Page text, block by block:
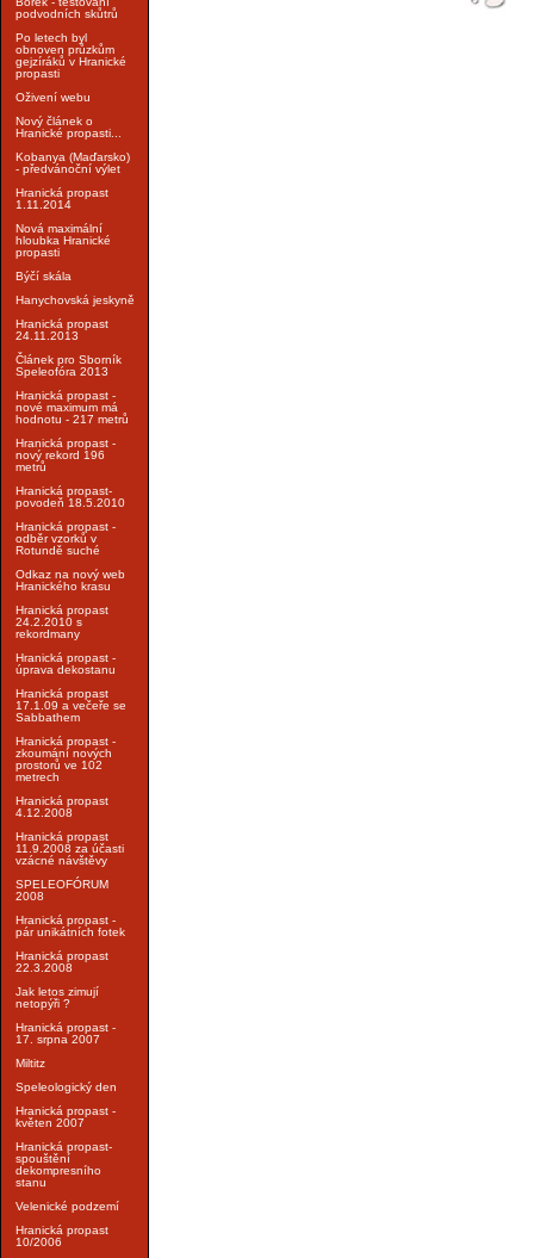
podvodních skůtrů
Po letech byl
obnoven průzkům
gejzíráků v Hranické
propasti
Oživení webu
Nový článek o
Hranické propasti...
Kobanya (Maďarsko)
- předvánoční výlet
Hranická propast
1.11.2014
Nová maximální
hloubka Hranické
propasti
Býčí skála
Hanychovská jeskyně
Hranická propast
24.11.2013
Článek pro Sborník
Speleofóra 2013
Hranická propast -
nové maximum má
hodnotu - 217 metrů
Hranická propast -
nový rekord 196
metrů
Hranická propast-
povodeň 18.5.2010
Hranická propast -
odběr vzorků v
Rotundě suché
Odkaz na nový web
Hranického krasu
Hranická propast
24.2.2010 s
rekordmany
Hranická propast -
úprava dekostanu
Hranická propast
17.1.09 a večeře se
Sabbathem
Hranická propast -
zkoumání nových
prostorů ve 102
metrech
Hranická propast
4.12.2008
Hranická propast
11.9.2008 za účasti
vzácné návštěvy
SPELEOFÓRUM
2008
Hranická propast -
pár unikátních fotek
Hranická propast
22.3.2008
Jak letos zimují
netopýři ?
Hranická propast -
17. srpna 2007
Miltitz
Speleologický den
Hranická propast -
květen 2007
Hranická propast-
spouštění
dekompresního
stanu
Velenické podzemí
Hranická propast
10/2006